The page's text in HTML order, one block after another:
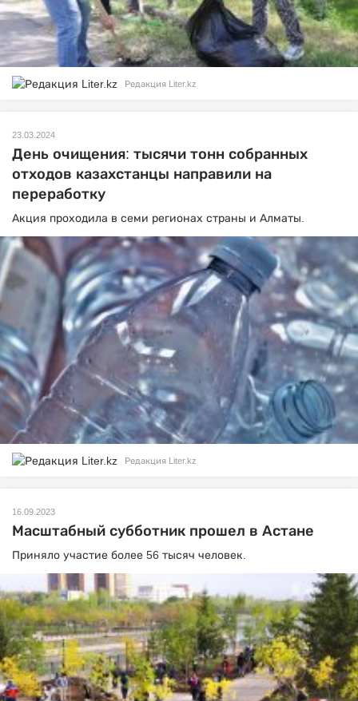
Редакция Liter.kz
23.03.2024
День очищения: тысячи тонн собранных
отходов казахстанцы направили на
переработку
Акция проходила в семи регионах страны и Алматы.
Редакция Liter.kz
16.09.2023
Масштабный субботник прошел в Астане
Приняло участие более 56 тысяч человек.